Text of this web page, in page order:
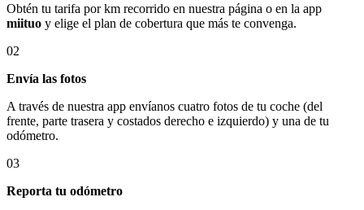
Obtén tu tarifa por km recorrido en nuestra página o en la app
miituo y elige el plan de cobertura que más te convenga.
02
Envía las fotos
A través de nuestra app envíanos cuatro fotos de tu coche (del
frente, parte trasera y costados derecho e izquierdo) y una de tu
odómetro.
03
Reporta tu odómetro